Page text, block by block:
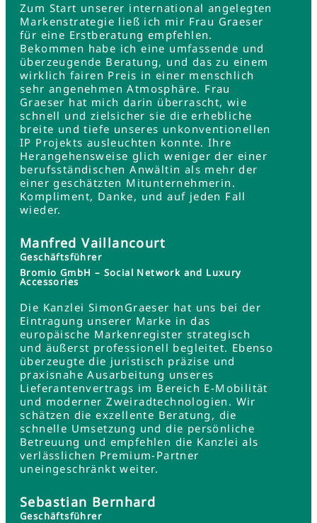
Zum Start unserer international angelegten
Markenstrategie ließ ich mir Frau Graeser
für eine Erstberatung empfehlen.
Bekommen habe ich eine umfassende und
überzeugende Beratung, und das zu einem
wirklich fairen Preis in einer menschlich
sehr angenehmen Atmosphäre. Frau
Graeser hat mich darin überrascht, wie
schnell und zielsicher sie die erhebliche
breite und tiefe unseres unkonventionellen
IP Projekts ausleuchten konnte. Ihre
Herangehensweise glich weniger der einer
berufsständischen Anwältin als mehr der
einer geschätzten Mitunternehmerin.
Kompliment, Danke, und auf jeden Fall
wieder.
Manfred Vaillancourt
Geschäftsführer
Bromio GmbH – Social Network and Luxury
Accessories
Die Kanzlei SimonGraeser hat uns bei der
Eintragung unserer Marke in das
europäische Markenregister strategisch
und äußerst professionell begleitet. Ebenso
überzeugte die juristisch präzise und
praxisnahe Ausarbeitung unseres
Lieferantenvertrags im Bereich E-Mobilität
und moderner Zweiradtechnologien. Wir
schätzen die exzellente Beratung, die
schnelle Umsetzung und die persönliche
Betreuung und empfehlen die Kanzlei als
verlässlichen Premium-Partner
uneingeschränkt weiter.
Sebastian Bernhard
Geschäftsführer